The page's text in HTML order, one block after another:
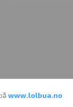
www.lolbua.no